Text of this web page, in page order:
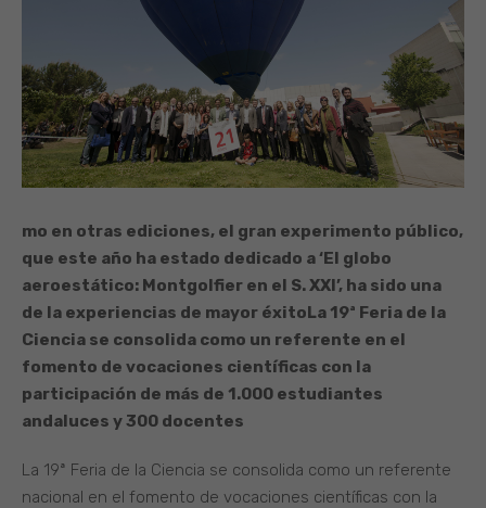
mo en otras ediciones, el gran experimento público,
que este año ha estado dedicado a ‘El globo
aeroestático: Montgolfier en el S. XXI’, ha sido una
de la experiencias de mayor éxitoLa 19ª Feria de la
Ciencia se consolida como un referente en el
fomento de vocaciones científicas con la
participación de más de 1.000 estudiantes
andaluces y 300 docentes
La 19ª Feria de la Ciencia se consolida como un referente
nacional en el fomento de vocaciones científicas con la